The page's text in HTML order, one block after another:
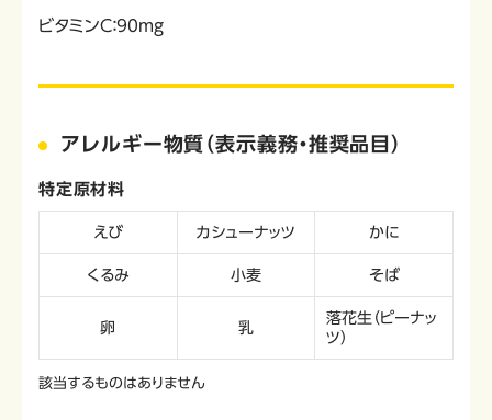
ビタミンC：90mg
アレルギー物質（表示義務・推奨品目）
特定原材料
えび カシューナッツ かに
くるみ 小麦 そば
卵 乳
落花生（ピーナッ
ツ）
該当するものはありません